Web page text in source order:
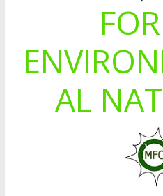
À Garalo, l’Association des
le déboisement grâce au tissage
AL